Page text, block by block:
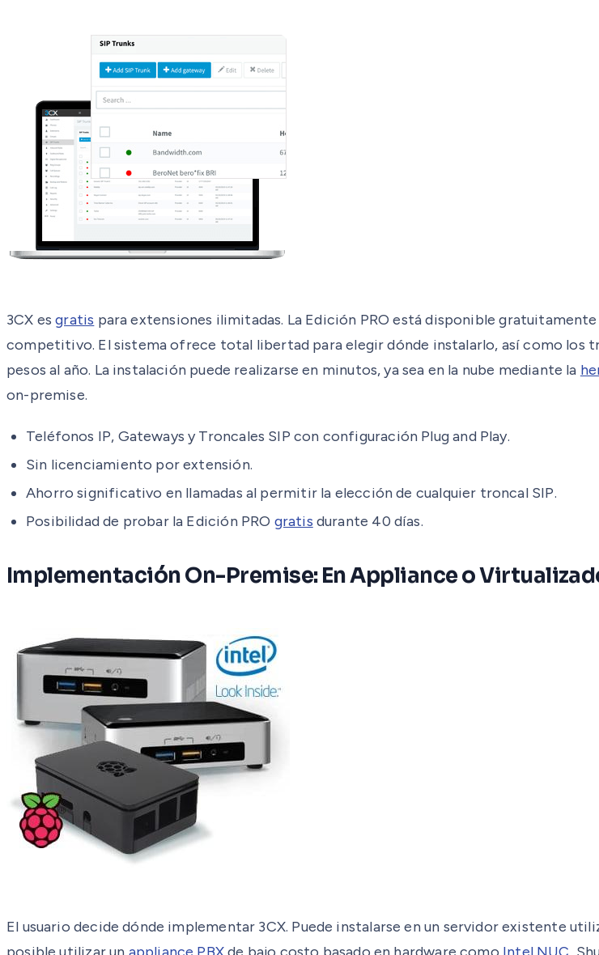
3CX esgratis para extensiones ilimitadas. La Edición PRO está disponible
competitivo. El sistema ofrece total libertad para elegir dónde instalarlo, así como los
pesos al año. La instalación puede realizarse en minutos, ya sea en la nube mediante la
on-premise.
Teléfonos IP, Gateways y Troncales SIP con configuración Plug and Play.
Sin licenciamiento por extensión.
Ahorro significativo en llamadas al permitir la elección de cualquier troncal SIP.
Posibilidad de probar la Edición PRO gratis durante 40 días.
Implementación On-Premise: En Appliance o
El usuario decide dónde implementar 3CX. Puede instalarse en un servidor existente